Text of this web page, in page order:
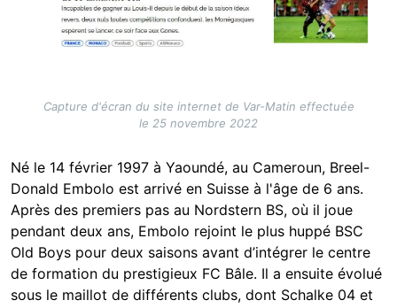
Capture d'écran du site internet de Var-Matin effectuée
le 25 novembre 2022
Né le 14 février 1997 à Yaoundé, au Cameroun, Breel-
Donald Embolo est arrivé en Suisse à l'âge de 6 ans.
Après des premiers pas au Nordstern BS, où il joue
pendant deux ans, Embolo rejoint le plus huppé BSC
Old Boys pour deux saisons avant d’intégrer le centre
de formation du prestigieux FC Bâle. Il a ensuite évolué
sous le maillot de différents clubs, dont Schalke 04 et